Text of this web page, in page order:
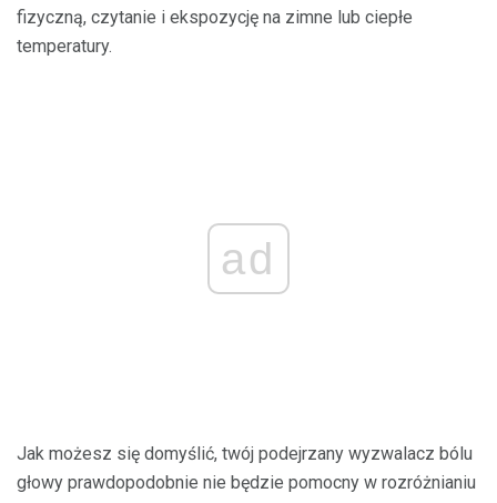
fizyczną, czytanie i ekspozycję na zimne lub ciepłe
temperatury.
ad
Jak możesz się domyślić, twój podejrzany wyzwalacz bólu
głowy prawdopodobnie nie będzie pomocny w rozróżnianiu